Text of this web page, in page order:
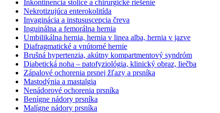
Inkontinencia stolice a chirurgické riešenie
Nekrotizujúca enterokolitída
Invaginácia a instususcepcia čreva
Inguinálna a femorálna hernia
Umbilikálna hernia, hernia v linea alba, hernia v jazve
Diafragmatické a vnútorné hernie
Brušná hypertenzia, akútny kompartmentový syndróm
Diabetická noha – patofyziológia, klinický obraz, liečba
Zápalové ochorenia prsnej žľazy a prsníka
Mastodýnia a mastalgia
Nenádorové ochorenia prsníka
Benígne nádory prsníka
Malígne nádory prsníka